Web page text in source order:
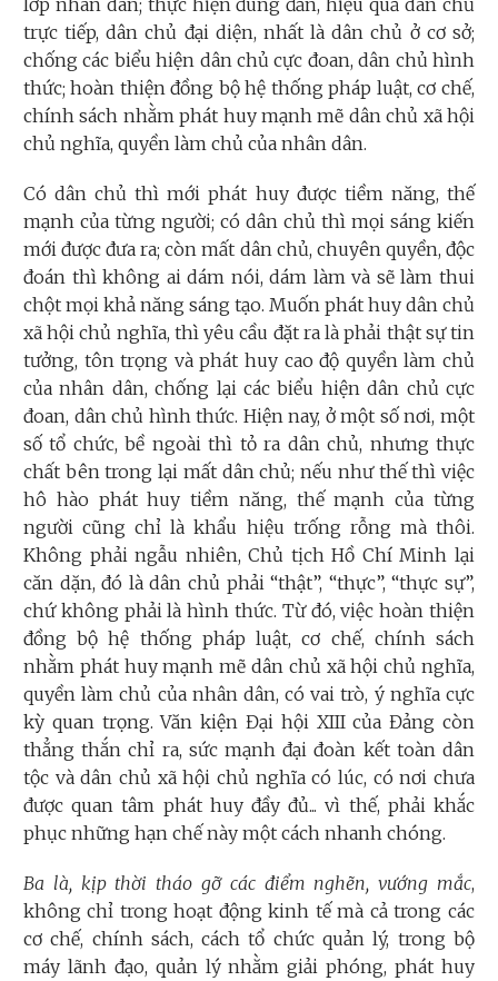
trực tiếp, dân chủ đại diện, nhất là dân chủ ở cơ sở;
chống các biểu hiện dân chủ cực đoan, dân chủ hình
thức; hoàn thiện đồng bộ hệ thống pháp luật, cơ chế,
chính sách nhằm phát huy mạnh mẽ dân chủ xã hội
chủ nghĩa, quyền làm chủ của nhân dân.
Có dân chủ thì mới phát huy được tiềm năng, thế
mạnh của từng người; có dân chủ thì mọi sáng kiến
mới được đưa ra; còn mất dân chủ, chuyên quyền, độc
đoán thì không ai dám nói, dám làm và sẽ làm thui
chột mọi khả năng sáng tạo. Muốn phát huy dân chủ
xã hội chủ nghĩa, thì yêu cầu đặt ra là phải thật sự tin
tưởng, tôn trọng và phát huy cao độ quyền làm chủ
của nhân dân, chống lại các biểu hiện dân chủ cực
đoan, dân chủ hình thức. Hiện nay, ở một số nơi, một
số tổ chức, bề ngoài thì tỏ ra dân chủ, nhưng thực
chất bên trong lại mất dân chủ; nếu như thế thì việc
hô hào phát huy tiềm năng, thế mạnh của từng
người cũng chỉ là khẩu hiệu trống rỗng mà thôi.
Không phải ngẫu nhiên, Chủ tịch Hồ Chí Minh lại
căn dặn, đó là dân chủ phải “thật”, “thực”, “thực sự”,
chứ không phải là hình thức. Từ đó, việc hoàn thiện
đồng bộ hệ thống pháp luật, cơ chế, chính sách
nhằm phát huy mạnh mẽ dân chủ xã hội chủ nghĩa,
quyền làm chủ của nhân dân, có vai trò, ý nghĩa cực
kỳ quan trọng. Văn kiện Đại hội XIII của Đảng còn
thẳng thắn chỉ ra, sức mạnh đại đoàn kết toàn dân
tộc và dân chủ xã hội chủ nghĩa có lúc, có nơi chưa
được quan tâm phát huy đầy đủ... vì thế, phải khắc
phục những hạn chế này một cách nhanh chóng.
Ba là, kịp thời tháo gỡ các điểm nghẽn, vướng mắc,
không chỉ trong hoạt động kinh tế mà cả trong các
cơ chế, chính sách, cách tổ chức quản lý, trong bộ
máy lãnh đạo, quản lý nhằm giải phóng, phát huy